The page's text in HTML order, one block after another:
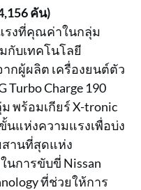
คัน)
รงที่คุณค่าในกลุ่ม
กับเทคโนโลยี
ากผู้ผลิต เครื่องยนต์ตัว
Charge 190
พร้อมเกียร์ X-tronic
นแห่งความแรงเพื่อบ่ง
สานที่สุดแห่ง
นการขับขี่ Nissan
ที่ช่วยให้การ